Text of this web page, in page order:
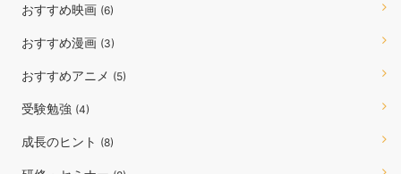
おすすめ映画 (6)
おすすめ漫画 (3)
おすすめアニメ (5)
受験勉強 (4)
成長のヒント (8)